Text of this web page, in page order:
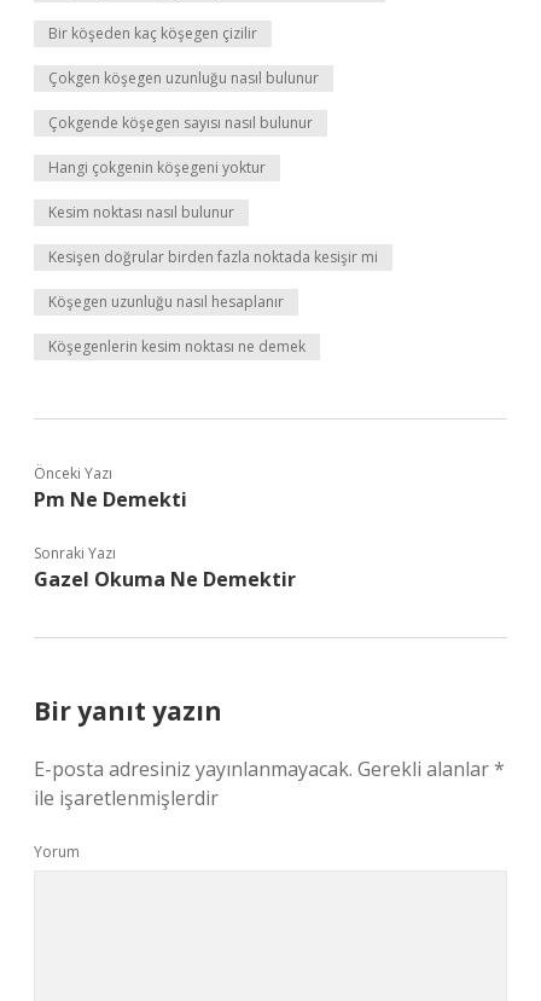
Bir köşeden kaç köşegen çizilir
Çokgen köşegen uzunluğu nasıl bulunur
Çokgende köşegen sayısı nasıl bulunur
Hangi çokgenin köşegeni yoktur
Kesim noktası nasıl bulunur
Kesişen doğrular birden fazla noktada kesişir mi
Köşegen uzunluğu nasıl hesaplanır
Köşegenlerin kesim noktası ne demek
Önceki Yazı
Pm Ne Demekti
Sonraki Yazı
Gazel Okuma Ne Demektir
Bir yanıt yazın
E-posta adresiniz yayınlanmayacak. Gerekli alanlar*
ile işaretlenmişlerdir
Yorum